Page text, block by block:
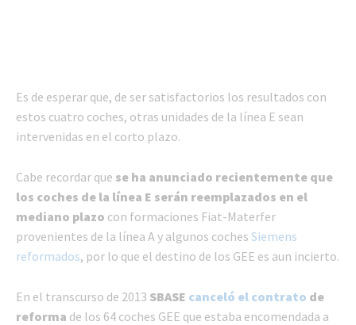
Es de esperar que, de ser satisfactorios los resultados con
estos cuatro coches, otras unidades de la línea E sean
intervenidas en el corto plazo.
Cabe recordar que se ha anunciado recientemente que
los coches de la línea E serán reemplazados en el
mediano plazo con formaciones Fiat-Materfer
provenientes de la línea A y algunos coches Siemens
reformados, por lo que el destino de los GEE es aun incierto.
En el transcurso de 2013 SBASE canceló el contrato de
reforma de los 64 coches GEE que estaba encomendada a